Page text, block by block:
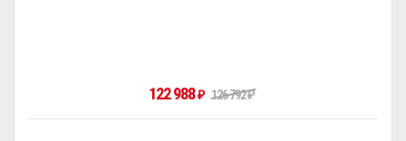
122 988₽ 126 792₽